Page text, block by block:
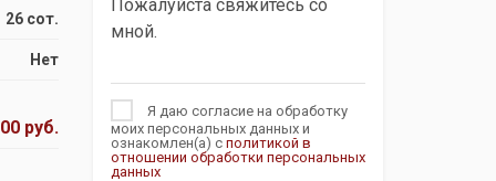
26 сот.
Нет
руб.
Я даю согласие на обработку
моих персональных данных и
ознакомлен(а) с политикой в
отношении обработки персональных
данных